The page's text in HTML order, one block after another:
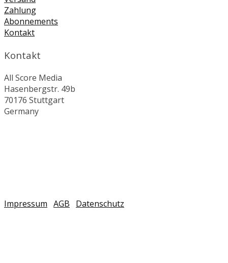
Zahlung
Abonnements
Kontakt
Kontakt
All Score Media
Hasenbergstr. 49b
70176 Stuttgart
Germany
Impressum AGB Datenschutz